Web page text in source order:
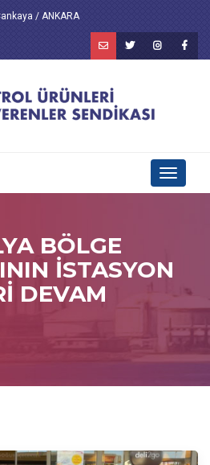
/ ANKARA
Toggle
BÖLGE
İSTASYON
DEVAM